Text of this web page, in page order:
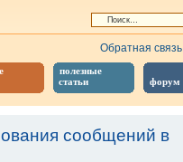
полезные
статьи
форум
Обратная связь
сообщений в